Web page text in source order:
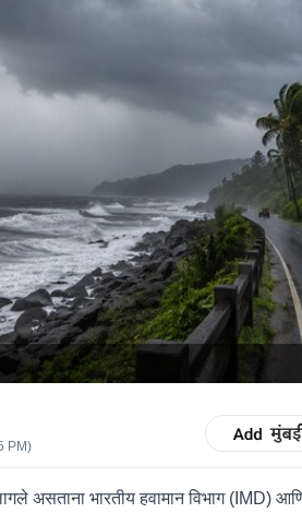
PM)
असताना भारतीय हवामान विभाग (IMD)